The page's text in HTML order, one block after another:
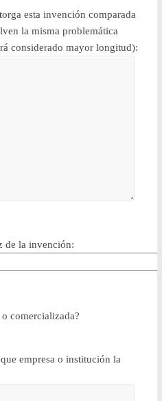
esta invención comparada
la misma problemática
considerado mayor longitud):
de la invención:
comercializada?
empresa o institución la